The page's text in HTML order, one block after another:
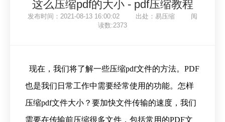
这么压缩pdf的大小 - pdf压缩教程
发布时间：2021-08-13 16:00:02 出处：易压缩 阅
读数:2373
现在，我们将了解一些压缩pdf文件的方法。PDF
也是我们日常工作中需要经常使用的功能。怎样
压缩pdf文件大小？要加快文件传输的速度，我们
需要在传输前压缩很多文件，包括常用的PDF文